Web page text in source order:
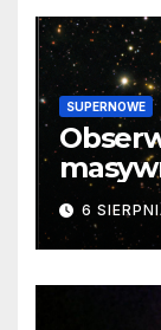
SUPERNOWE
cenne
6